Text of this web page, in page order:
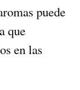
puede
que
en las